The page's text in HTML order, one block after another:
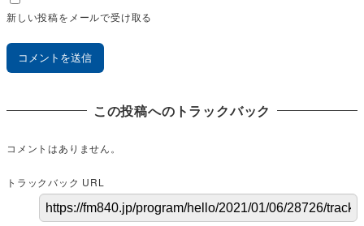
新しい投稿をメールで受け取る
この投稿へのトラックバック
コメントはありません。
トラックバック URL